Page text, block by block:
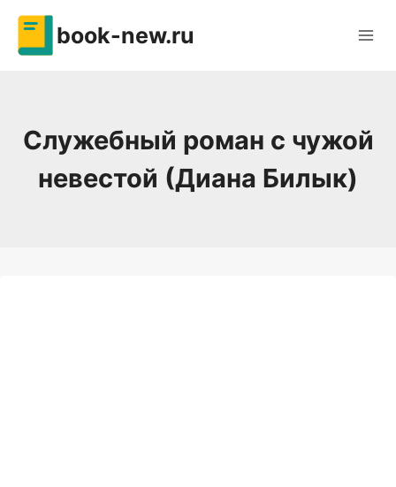
Перейти
содержимому
book-new.ru
Служебный роман с чужой
невестой (Диана Билык)